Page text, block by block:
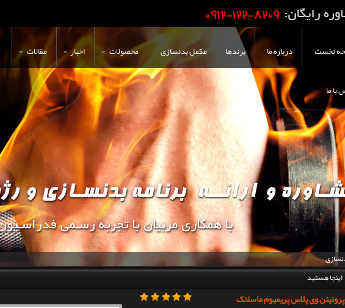
نخست درباره ما برندها مکمل بدنسازی محصولات اخبار مقالات
با ما
اینجا هستید
پروتیئن وی پلاس پریمیوم ماسلتک